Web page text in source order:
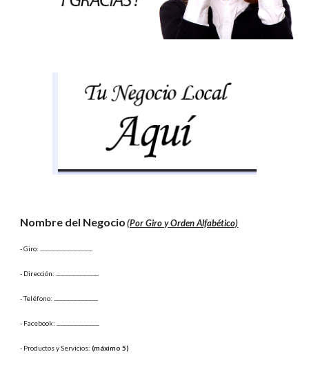
Nombre del Negocio (Por Giro y Orden Alfabético)
- Giro:
- Dirección:
- Teléfono:
- Facebook:
- Productos y Servicios: (máximo 5)